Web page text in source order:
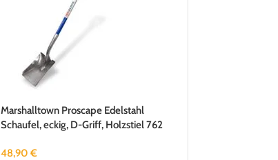
Marshalltown Proscape Edelstahl
Schaufel, eckig, D-Griff, Holzstiel 762
48,90€